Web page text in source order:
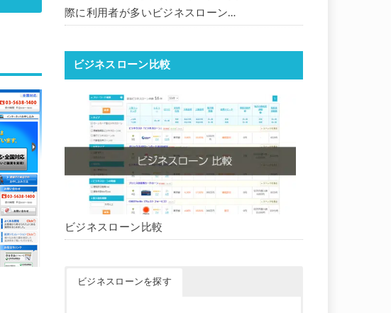
際に利用者が多いビジネスローンは
【2026年版】
ビジネスローン比較
ビジネスローン比較
ビジネスローンを探す